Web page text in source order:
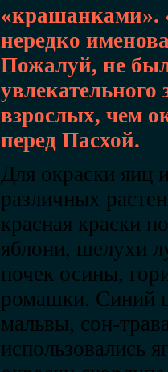
«крашанками».
нередко
Пожалуй, не
увлекательного
взрослых, чем
перед Пасхой.
Для окраски яиц
различных
красная краски
яблони, шелухи
почек осины,
ромашки. Синий
мальвы, сон-
использовались